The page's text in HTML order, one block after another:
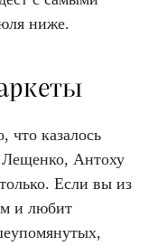
ниже.
что казалось
Антоху
Если вы из
и любит